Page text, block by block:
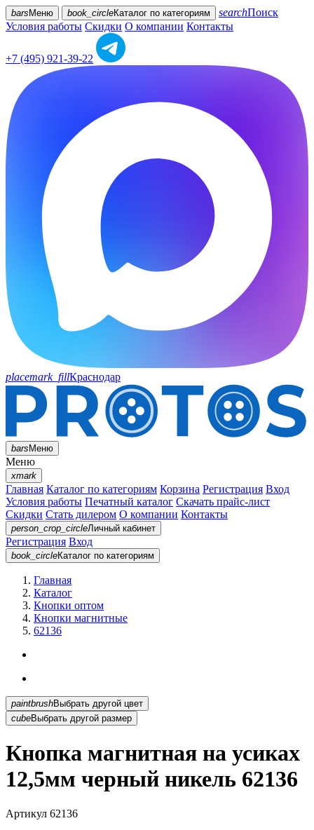
bars Меню book_circleКаталог по категориям searchПоиск
Условия работы Скидки О компании Контакты
+7 (495) 921-39-22
placemark_fillКраснодар
barsМеню
Меню
xmark
Главная Каталог по категориям Корзина Регистрация Вход
Условия работы Печатный каталог Скачать прайс-лист
Скидки Стать дилером О компании Контакты
person_crop_circleЛичный кабинет
Регистрация Вход
book_circleКаталог по категориям
Главная
Каталог
Кнопки оптом
Кнопки магнитные
62136
paintbrush
Выбрать другой цвет
cubeВыбрать другой размер
Кнопка магнитная на усиках
12,5мм черный никель 62136
Артикул 62136